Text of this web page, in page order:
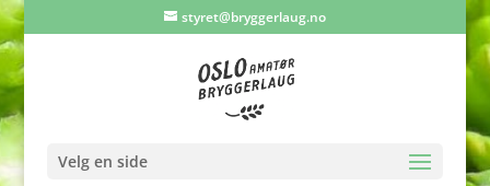
styret@bryggerlaug.no
Velg en side